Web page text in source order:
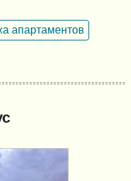
апартаментов